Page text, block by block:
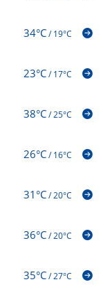
34°C/19°C
23°C/17°C
38°C/25°C
26°C/16°C
31°C/20°C
36°C/20°C
35°C/27°C